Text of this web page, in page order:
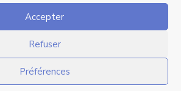
Accepter
Refuser
Préférences
articles et pourquoi
contenus ? Pour ma…